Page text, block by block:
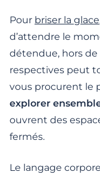
Pour briser la glace
d’attendre le
détendue, hors de
respectives peut
vous procurent le
explorer
ouvrent des
fermés.
Le langage